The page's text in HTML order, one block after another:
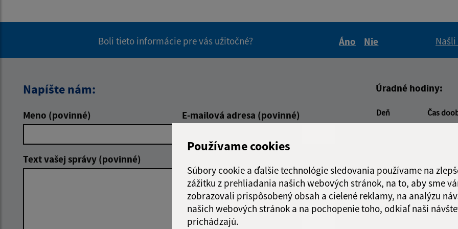
Používame cookies
Súbory cookie a ďalšie technológie sledovania používame na
zážitku z prehliadania našich webových stránok, na to, aby sme
zobrazovali prispôsobený obsah a cielené reklamy, na analýzu
našich webových stránok a na pochopenie toho, odkiaľ naši
prichádzajú.
Boli tieto informácie pre vás užitočné?
Áno
Nie
Napíšte nám:
Meno (povinné) E-mailová adresa (povinné)
Text vašej správy (povinné)
Úradné hodiny:
Deň Čas
Pondelok:
07:30 -
Štvrtok:
Piatok:
07:30 -
Obedňajšia